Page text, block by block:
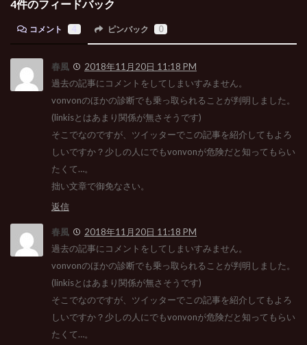
4件のフィードバック
コメント ピンバック 0
春風
2018年11月20日 11:18 PM
過去の記事にコメントをしてしまいすみません。
vonvonのほかの診断でも乗っ取られることが判明しました。
(linkisとはあまり関係が無さそうです)
そこでなのですが、ツイッターでこの記事を紹介してもよろ
しいですか？少しの人にでもvonvonが危険だと知ってもらい
たくて…。
拙い文章で御免なさい。
返信
春風
2018年11月20日 11:18 PM
過去の記事にコメントをしてしまいすみません。
vonvonのほかの診断でも乗っ取られることが判明しました。
(linkisとはあまり関係が無さそうです)
そこでなのですが、ツイッターでこの記事を紹介してもよろ
しいですか？少しの人にでもvonvonが危険だと知ってもらい
たくて…。